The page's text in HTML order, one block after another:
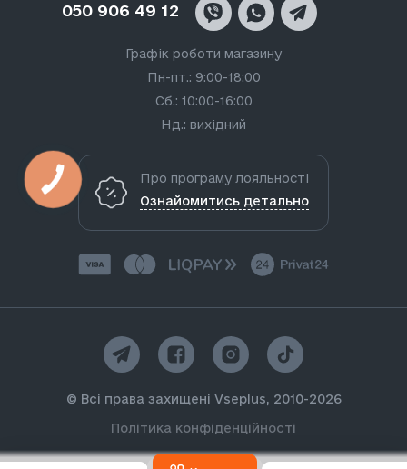
050 906 49 12
Графік роботи магазину
Пн-пт.: 9:00-18:00
Сб.: 10:00-16:00
Нд.: вихідний
Про програму лояльності
Ознайомитись детально
© Всі права захищені Vseplus, 2010-2026
Політика конфіденційності